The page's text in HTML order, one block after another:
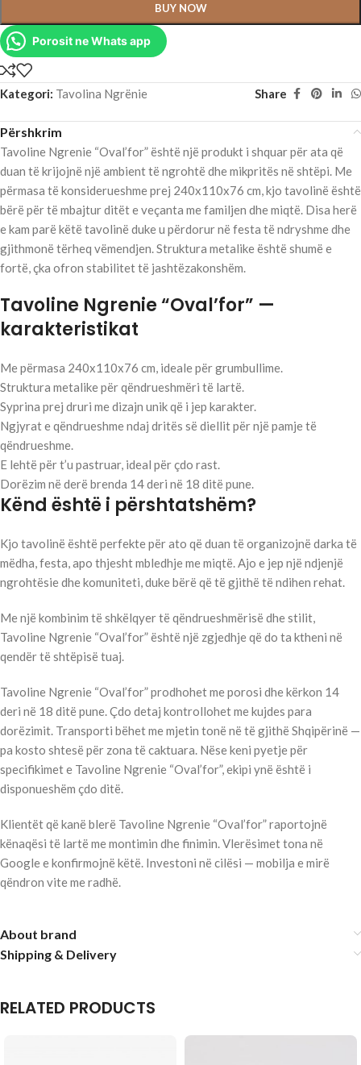
BUY NOW
Porosit ne Whats app
Kategori: Tavolina Ngrënie Share
Përshkrim
Tavoline Ngrenie “Oval’for” është një produkt i shquar për ata që
duan të krijojnë një ambient të ngrohtë dhe mikpritës në shtëpi. Me
përmasa të konsiderueshme prej 240x110x76 cm, kjo tavolinë është
bërë për të mbajtur ditët e veçanta me familjen dhe miqtë. Disa herë
e kam parë këtë tavolinë duke u përdorur në festa të ndryshme dhe
gjithmonë tërheq vëmendjen. Struktura metalike është shumë e
fortë, çka ofron stabilitet të jashtëzakonshëm.
Tavoline Ngrenie “Oval’for” —
karakteristikat
Me përmasa 240x110x76 cm, ideale për grumbullime.
Struktura metalike për qëndrueshmëri të lartë.
Syprina prej druri me dizajn unik që i jep karakter.
Ngjyrat e qëndrueshme ndaj dritës së diellit për një pamje të
qëndrueshme.
E lehtë për t’u pastruar, ideal për çdo rast.
Dorëzim në derë brenda 14 deri në 18 ditë pune.
Kënd është i përshtatshëm?
Kjo tavolinë është perfekte për ato që duan të organizojnë darka të
mëdha, festa, apo thjesht mbledhje me miqtë. Ajo e jep një ndjenjë
ngrohtësie dhe komuniteti, duke bërë që të gjithë të ndihen rehat.
Me një kombinim të shkëlqyer të qëndrueshmërisë dhe stilit,
Tavoline Ngrenie “Oval’for” është një zgjedhje që do ta ktheni në
qendër të shtëpisë tuaj.
Tavoline Ngrenie “Oval’for” prodhohet me porosi dhe kërkon 14
deri në 18 ditë pune. Çdo detaj kontrollohet me kujdes para
dorëzimit. Transporti bëhet me mjetin tonë në të gjithë Shqipërinë —
pa kosto shtesë për zona të caktuara. Nëse keni pyetje për
specifikimet e Tavoline Ngrenie “Oval’for”, ekipi ynë është i
disponueshëm çdo ditë.
Klientët që kanë blerë Tavoline Ngrenie “Oval’for” raportojnë
kënaqësi të lartë me montimin dhe finimin. Vlerësimet tona në
Google e konfirmojnë këtë. Investoni në cilësi — mobilja e mirë
qëndron vite me radhë.
About brand
Shipping & Delivery
RELATED PRODUCTS